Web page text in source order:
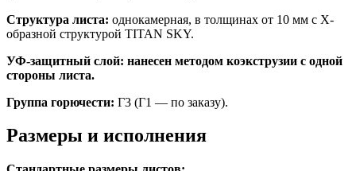
Структура листа: однокамерная, в толщинах от 10 мм с X-
образной структурой TITAN SKY.
УФ-защитный слой: нанесен методом коэкструзии с одной
стороны листа.
Группа горючести: Г3 (Г1 — по заказу).
Размеры и исполнения